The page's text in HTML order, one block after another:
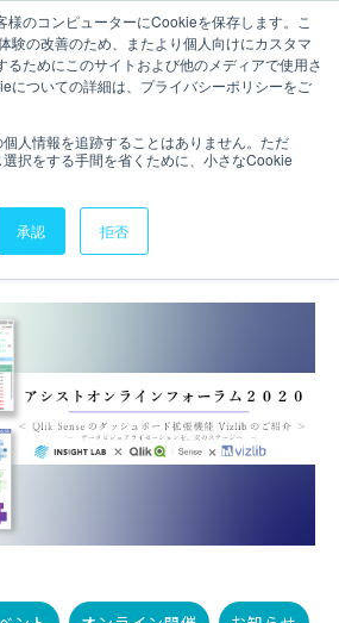
様のコンピューターにCookieを保存します。こ
験の改善のため、またより個人向けにカスタマ
るためにこのサイトおよび他のメディアで使用さ
についての詳細は、プライバシーポリシーをご
人情報を追跡することはありません。ただ
択をする手間を省くために、小さなCookie
承認 拒否
お問い合わせ
日開催！アシス
ンフォーラム2020
をご紹介致しま